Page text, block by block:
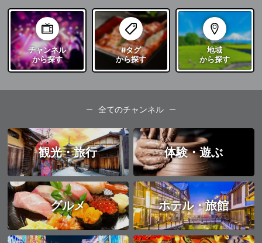
チャンネル
から探す
#タグ
から探す
地域
から探す
全てのチャンネル
観光・旅行 体験・遊ぶ
グルメ ホテル・旅館